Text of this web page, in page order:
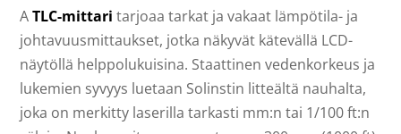
ATLC-mittari tarjoaa tarkat ja vakaat lämpötila- ja
johtavuusmittaukset, jotka näkyvät kätevällä LCD-
näytöllä helppolukuisina. Staattinen vedenkorkeus ja
lukemien syvyys luetaan Solinstin litteältä nauhalta,
joka on merkitty laserilla tarkasti mm:n tai 1/100 ft:n